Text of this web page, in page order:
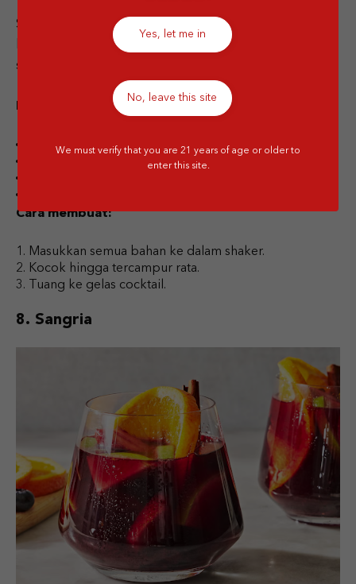
Simple dan segar, jadi pas banget untuk pemula yang
baru coba cocktail. Cocok juga untuk teman ngobrol
santai tanpa rasa yang terlalu kuat.
60 ml white rum
30 ml perasan jeruk nipis
Cara membuat:
Masukkan semua bahan ke dalam shaker.
Kocok hingga tercampur rata.
Tuang ke gelas cocktail.
8. Sangria
Yes, let me in
No, leave this site
We must verify that you are 21 years of age or older to
enter this site.